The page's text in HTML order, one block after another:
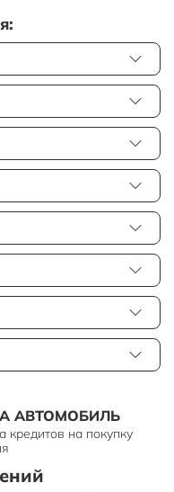
АВТОМОБИЛЬ
кредитов на покупку